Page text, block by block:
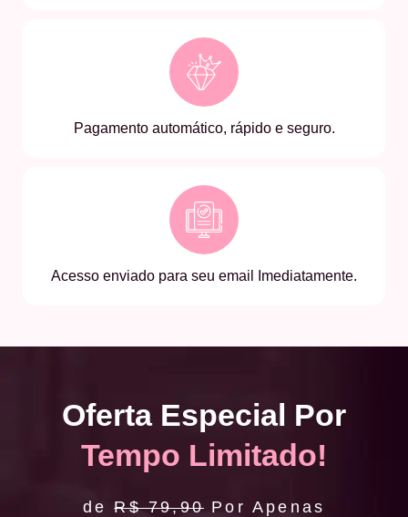
Pagamento automático, rápido e seguro.
Acesso enviado para seu email Imediatamente.
Oferta Especial Por
Tempo Limitado!
deR$ 79,90 Por Apenas